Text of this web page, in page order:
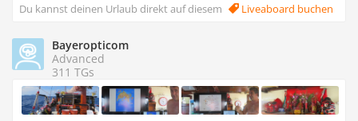
Du kannst deinen Urlaub direkt auf diesem
Liveaboard buchen
Bayeropticom
Advanced
311 TGs